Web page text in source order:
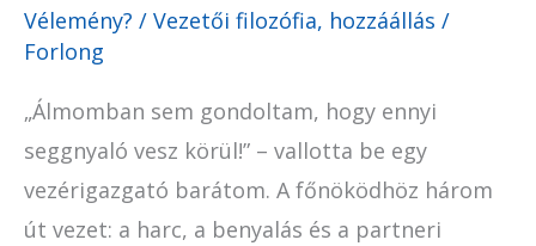
Vélemény? / Vezetői filozófia, hozzáállás /
Forlong
„Álmomban sem gondoltam, hogy ennyi
seggnyaló vesz körül!” – vallotta be egy
vezérigazgató barátom. A főnöködhöz három
út vezet: a harc, a benyalás és a partneri